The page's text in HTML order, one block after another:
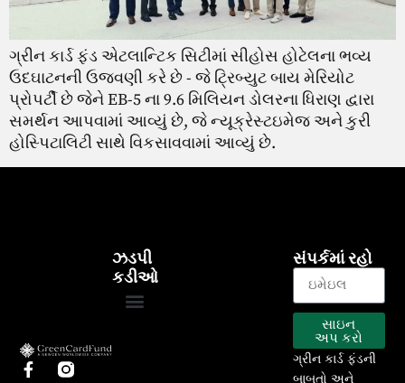
ગ્રીન કાર્ડ ફંડ એટલાન્ટિક સિટીમાં સીહોસ હોટેલના ભવ્ય
ઉદઘાટનની ઉજવણી કરે છે - જે ટ્રિબ્યુટ બાય મેરિયોટ
પ્રોપર્ટી છે જેને EB-5 ના 9.6 મિલિયન ડોલરના ધિરાણ દ્વારા
સમર્થન આપવામાં આવ્યું છે, જે ન્યૂક્રેસ્ટઇમેજ અને કુરી
હોસ્પિટાલિટી સાથે વિકસાવવામાં આવ્યું છે.
ઝડપી
કડીઓ
સંપર્કમાં રહો
સાઇન
અપ કરો
ગ્રીન કાર્ડ ફંડની
બાબતો અને